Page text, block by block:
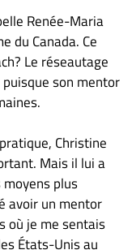
Renée-Maria
du Canada. Ce
Le réseautage
son mentor
Christine
Mais il lui a
plus
avoir un mentor
où je me sentais
États-Unis au